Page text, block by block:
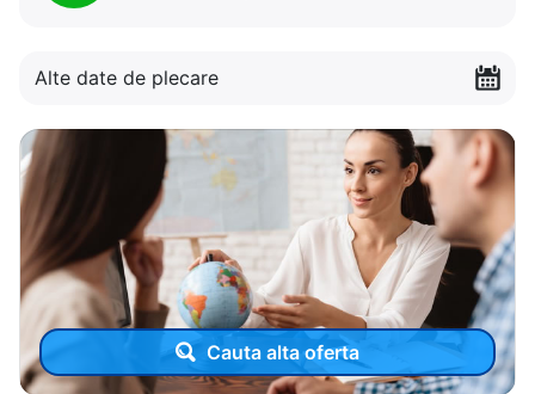
Alte date de plecare
Cauta alta oferta